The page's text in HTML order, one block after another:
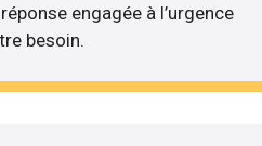
engagée à l’urgence
besoin.